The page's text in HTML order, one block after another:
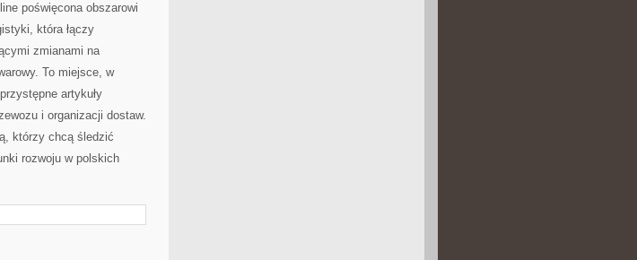
poświęcona obszarowi
która łączy
zmianami na
To miejsce, w
artykuły
i organizacji dostaw.
którzy chcą śledzić
rozwoju w polskich